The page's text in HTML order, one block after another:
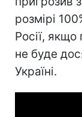
розмірі
Росії,
не буде
Україні.